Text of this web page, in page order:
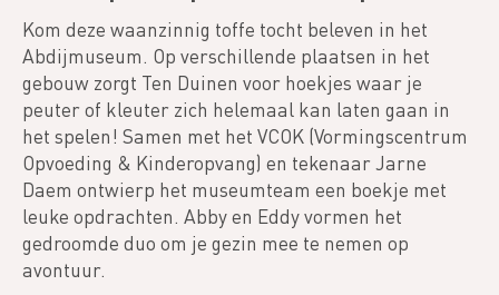
Kom deze waanzinnig toffe tocht beleven in het
Abdijmuseum. Op verschillende plaatsen in het
gebouw zorgt Ten Duinen voor hoekjes waar je
peuter of kleuter zich helemaal kan laten gaan in
het spelen! Samen met het VCOK (Vormingscentrum
Opvoeding & Kinderopvang) en tekenaar Jarne
Daem ontwierp het museumteam een boekje met
leuke opdrachten. Abby en Eddy vormen het
gedroomde duo om je gezin mee te nemen op
avontuur.